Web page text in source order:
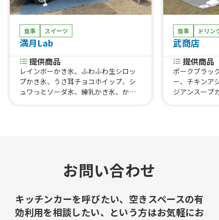
食事 スイーツ
満月Lab
提供商品
レインボーかき氷、ふわふわ生シロッ
プかき氷、うさ耳チョコホイップ、シ
ュワっとソーダ氷、練乳かき氷、かき
食事 ドリン
武商店
提供商品
ポークブラッ
ー、チキンア
ジアンスープ
ウォーター
ー、イチゴミ
お問い合わせ
キッチンカーを呼びたい、空きスペースの有
効利用を相談したい、という方はお気軽にお